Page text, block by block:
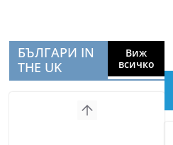
БЪЛГАРИ IN
THE UK
Виж
всичко